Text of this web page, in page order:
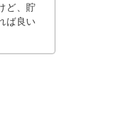
ど、貯
ば良い